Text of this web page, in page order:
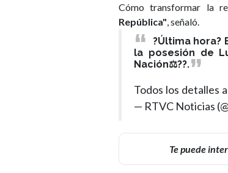
Cómo transformar la
República", señaló.
?Última hora?
la posesión de
Nación⚖️??.
Todos los detalles
— RTVC Noticias
Te puede